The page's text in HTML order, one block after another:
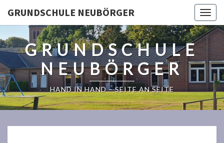
GRUNDSCHULE NEUBÖRGER
GRUNDSCHULE
NEUBÖRGER
HAND IN HAND – SEITE AN SEITE